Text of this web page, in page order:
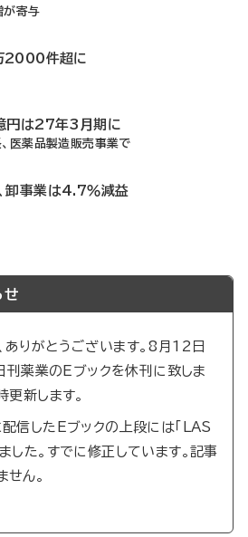
が寄与
2000件超に
円は27年3月期に
、医薬品製造販売事業で
、卸事業は4.7％減益
せ
りがとうございます。8月12日
刊薬業のEブックを休刊に致しま
更新します。
したEブックの上段には「LAS
した。すでに修正しています。記事
せん。